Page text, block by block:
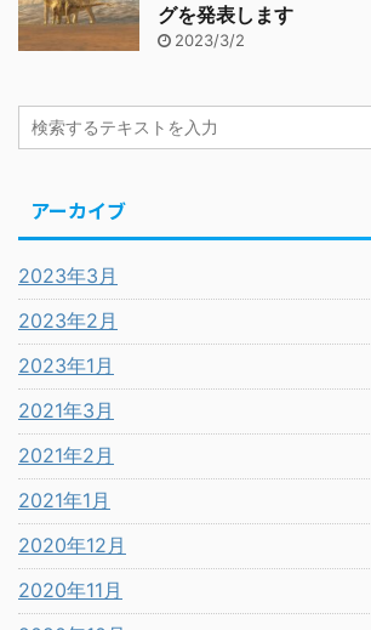
グを発表します
2023/3/2
アーカイブ
2023年3月
2023年2月
2023年1月
2021年3月
2021年2月
2021年1月
2020年12月
2020年11月